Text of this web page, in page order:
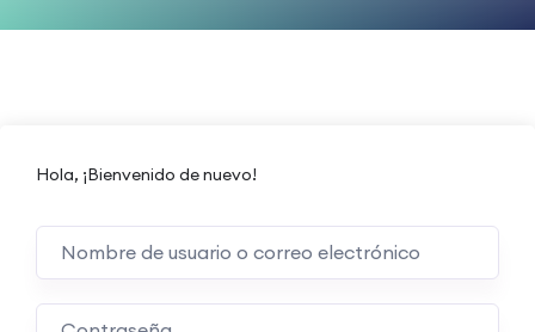
Hola, ¡Bienvenido de nuevo!